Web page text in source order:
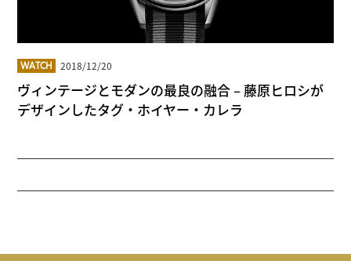
WATCH 2018/12/20
ヴィンテージとモダンの最良の融合 – 藤原ヒロシが
デザインしたタグ・ホイヤー・カレラ